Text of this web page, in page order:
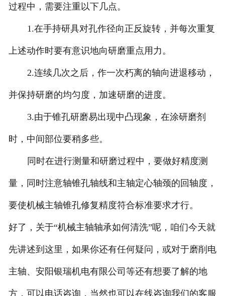
过程中，需要注重以下几点。
1.在手持研具对孔作径向正反旋转，并每次重复
上述动作时要有意识地向研磨重点用力。
2.连续几次之后，作一次朽离的轴向进退移动，
并保持研磨的均匀度，加速研磨的进度。
3.由于锥孔研磨易出现中凸现象，在涂研磨剂
时，中间部位要稍多些。
同时在进行测量和研磨过程中，要做好精度测
量，同时注意轴锥孔轴线和主轴定心轴颈的回轴度，
要使机械主轴锥孔修复精度符合标准要求才行。
好了，关于“机械主轴轴承如何清洗”呢，咱们今天就
先讲述到这里，如果你还有任何疑问，或对于磨削电
主轴、安阳银瑞机电有限公司等还有想要了解的地
方，可以电话咨询，当然也可以在线咨询我们的客服